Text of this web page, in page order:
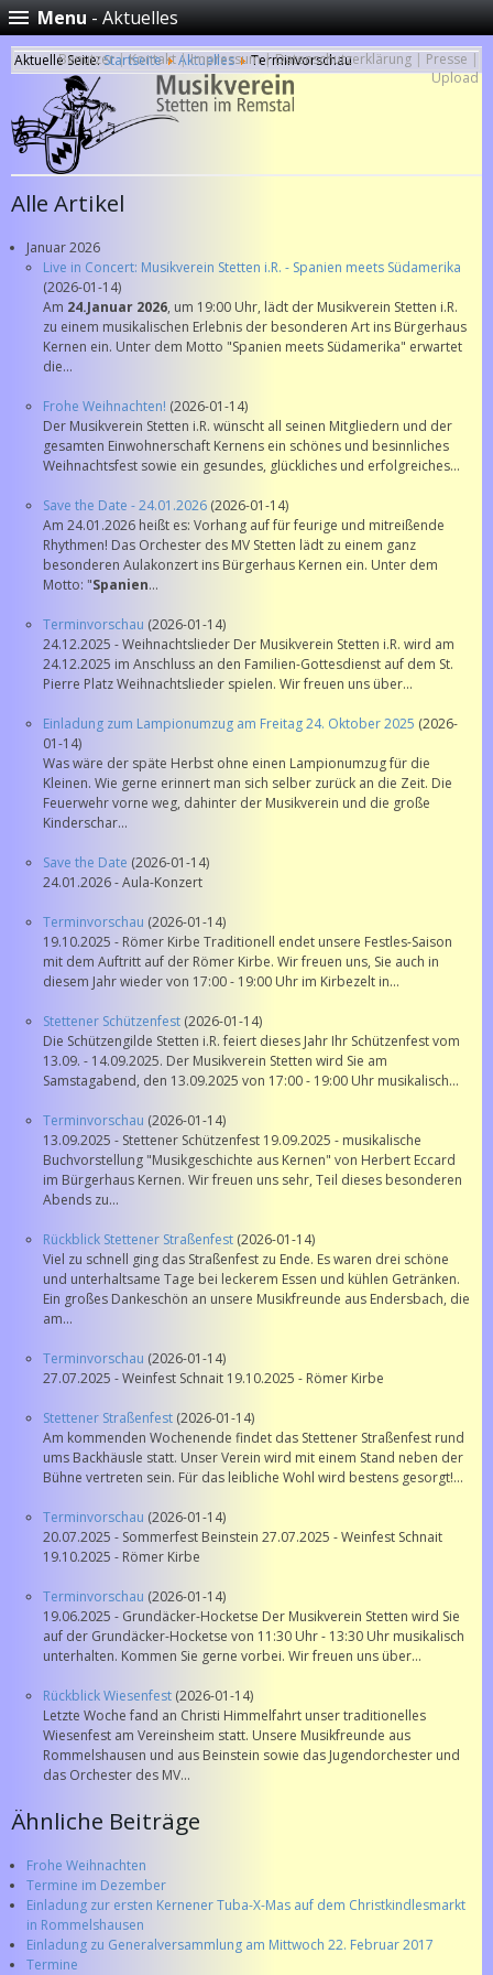
Menu- Aktuelles
Aktuelle Seite:Startseite Aktuelles Terminvorschau
Benutzer|Kontakt| Impressum|Datenschutzerklärung | Presse |
Upload
Alle Artikel
Januar 2026
Live in Concert: Musikverein Stetten i.R. - Spanien meets Südamerika
(2026-01-14)
Am 24.Januar 2026, um 19:00 Uhr, lädt der Musikverein Stetten i.R.
zu einem musikalischen Erlebnis der besonderen Art ins Bürgerhaus
Kernen ein. Unter dem Motto "Spanien meets Südamerika" erwartet
die...
Frohe Weihnachten! (2026-01-14)
Der Musikverein Stetten i.R. wünscht all seinen Mitgliedern und der
gesamten Einwohnerschaft Kernens ein schönes und besinnliches
Weihnachtsfest sowie ein gesundes, glückliches und erfolgreiches...
Save the Date - 24.01.2026 (2026-01-14)
Am 24.01.2026 heißt es: Vorhang auf für feurige und mitreißende
Rhythmen! Das Orchester des MV Stetten lädt zu einem ganz
besonderen Aulakonzert ins Bürgerhaus Kernen ein. Unter dem
Motto: "Spanien...
Terminvorschau (2026-01-14)
24.12.2025 - Weihnachtslieder Der Musikverein Stetten i.R. wird am
24.12.2025 im Anschluss an den Familien-Gottesdienst auf dem St.
Pierre Platz Weihnachtslieder spielen. Wir freuen uns über...
Einladung zum Lampionumzug am Freitag 24. Oktober 2025 (2026-
01-14)
Was wäre der späte Herbst ohne einen Lampionumzug für die
Kleinen. Wie gerne erinnert man sich selber zurück an die Zeit. Die
Feuerwehr vorne weg, dahinter der Musikverein und die große
Kinderschar...
Save the Date (2026-01-14)
24.01.2026 - Aula-Konzert
Terminvorschau (2026-01-14)
19.10.2025 - Römer Kirbe Traditionell endet unsere Festles-Saison
mit dem Auftritt auf der Römer Kirbe. Wir freuen uns, Sie auch in
diesem Jahr wieder von 17:00 - 19:00 Uhr im Kirbezelt in...
Stettener Schützenfest (2026-01-14)
Die Schützengilde Stetten i.R. feiert dieses Jahr Ihr Schützenfest vom
13.09. - 14.09.2025. Der Musikverein Stetten wird Sie am
Samstagabend, den 13.09.2025 von 17:00 - 19:00 Uhr musikalisch...
Terminvorschau (2026-01-14)
13.09.2025 - Stettener Schützenfest 19.09.2025 - musikalische
Buchvorstellung "Musikgeschichte aus Kernen" von Herbert Eccard
im Bürgerhaus Kernen. Wir freuen uns sehr, Teil dieses besonderen
Abends zu...
Rückblick Stettener Straßenfest (2026-01-14)
Viel zu schnell ging das Straßenfest zu Ende. Es waren drei schöne
und unterhaltsame Tage bei leckerem Essen und kühlen Getränken.
Ein großes Dankeschön an unsere Musikfreunde aus Endersbach, die
am...
Terminvorschau (2026-01-14)
27.07.2025 - Weinfest Schnait 19.10.2025 - Römer Kirbe
Stettener Straßenfest (2026-01-14)
Am kommenden Wochenende findet das Stettener Straßenfest rund
ums Backhäusle statt. Unser Verein wird mit einem Stand neben der
Bühne vertreten sein. Für das leibliche Wohl wird bestens gesorgt!...
Terminvorschau (2026-01-14)
20.07.2025 - Sommerfest Beinstein 27.07.2025 - Weinfest Schnait
19.10.2025 - Römer Kirbe
Terminvorschau (2026-01-14)
19.06.2025 - Grundäcker-Hocketse Der Musikverein Stetten wird Sie
auf der Grundäcker-Hocketse von 11:30 Uhr - 13:30 Uhr musikalisch
unterhalten. Kommen Sie gerne vorbei. Wir freuen uns über...
Rückblick Wiesenfest (2026-01-14)
Letzte Woche fand an Christi Himmelfahrt unser traditionelles
Wiesenfest am Vereinsheim statt. Unsere Musikfreunde aus
Rommelshausen und aus Beinstein sowie das Jugendorchester und
das Orchester des MV...
Ähnliche Beiträge
Frohe Weihnachten
Termine im Dezember
Einladung zur ersten Kernener Tuba-X-Mas auf dem Christkindlesmarkt
in Rommelshausen
Einladung zu Generalversammlung am Mittwoch 22. Februar 2017
Termine